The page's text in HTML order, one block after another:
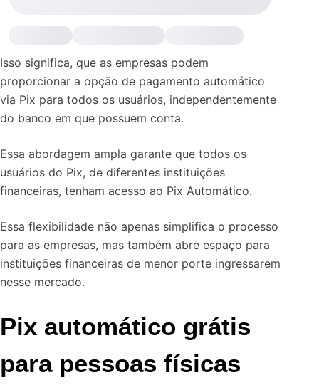
Isso significa, que as empresas podem
proporcionar a opção de pagamento automático
via Pix para todos os usuários, independentemente
do banco em que possuem conta.
Essa abordagem ampla garante que todos os
usuários do Pix, de diferentes instituições
financeiras, tenham acesso ao Pix Automático.
Essa flexibilidade não apenas simplifica o processo
para as empresas, mas também abre espaço para
instituições financeiras de menor porte ingressarem
nesse mercado.
Pix automático grátis
para pessoas físicas